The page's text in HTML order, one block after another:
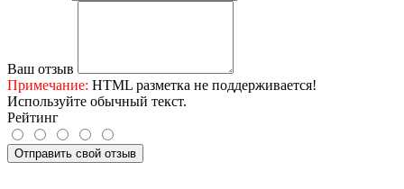
Ваш отзыв
Примечание: HTML разметка не поддерживается!
Используйте обычный текст.
Рейтинг
Отправить свой отзыв